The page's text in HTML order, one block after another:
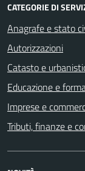
CATEGORIE DI
Anagrafe e stato
Autorizzazioni
Catasto e
Educazione e
Imprese e
Tributi, finanze e